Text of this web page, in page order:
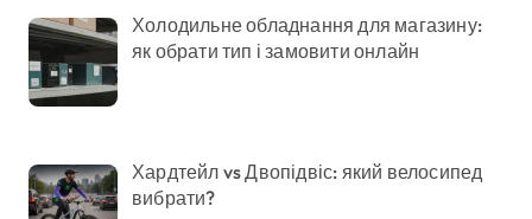
Холодильне обладнання для магазину:
як обрати тип і замовити онлайн
Хардтейл vs Двопідвіс: який велосипед
вибрати?